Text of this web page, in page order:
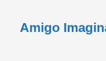
Amigo